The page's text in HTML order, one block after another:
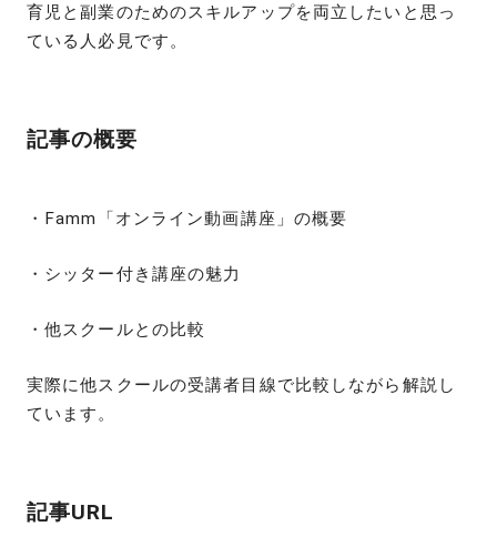
育児と副業のためのスキルアップを両立したいと思っ
ている人必見です。
記事の概要
・Famm「オンライン動画講座」の概要
・シッター付き講座の魅力
・他スクールとの比較
実際に他スクールの受講者目線で比較しながら解説し
ています。
記事URL